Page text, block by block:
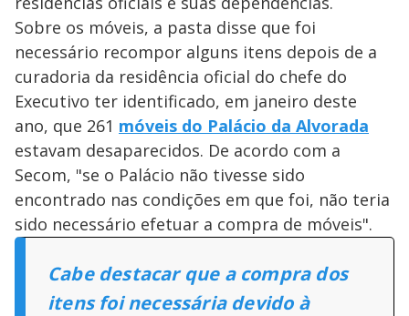
Sobre os móveis, a pasta disse que foi
necessário recompor alguns itens depois de a
curadoria da residência oficial do chefe do
Executivo ter identificado, em janeiro deste
ano, que 261 móveis do Palácio da Alvorada
estavam desaparecidos. De acordo com a
Secom, "se o Palácio não tivesse sido
encontrado nas condições em que foi, não teria
sido necessário efetuar a compra de móveis".
Cabe destacar que a compra dos
itens foi necessária devido à